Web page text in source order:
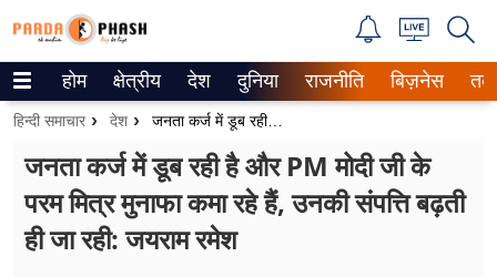
Trending on Google News
वेब स्टोरीज
उत्तर प्रदेश
होम क्षेत्रीय देश दुनिया राजनीति बिज़नेस
हिन्दी समाचार देश जनता कर्ज में डूब रही है और PM मोदी जी के परम मित्र मुनाफा कमा रहे हैं, उनकी संपत्ति बढ़ती ही जा रही: जयराम रमेश
जनता कर्ज में डूब रही है और PM मोदी जी के
परम मित्र मुनाफा कमा रहे हैं, उनकी संपत्ति बढ़ती
ही जा रही: जयराम रमेश